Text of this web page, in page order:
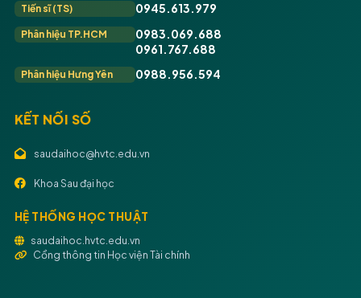
Tiến sĩ (TS) 0945.613.979
Phân hiệu TP.HCM
0983.069.688
0961.767.688
Phân hiệu Hưng Yên 0988.956.594
KẾT NỐI SỐ
saudaihoc@hvtc.edu.vn
Khoa Sau đại học
HỆ THỐNG HỌC THUẬT
saudaihoc.hvtc.edu.vn
Cổng thông tin Học viện Tài chính